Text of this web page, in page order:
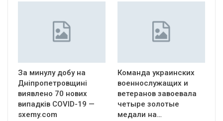
За минулу добу на
Дніпропетровщині
виявлено 70 нових
випадків COVID-19 —
sxemy.com
Команда украинских
военнослужащих и
ветеранов завоевала
четыре золотые
медали на…